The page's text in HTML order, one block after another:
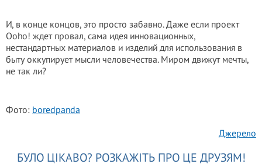
И, в конце концов, это просто забавно. Даже если проект
Ooho! ждет провал, сама идея инновационных,
нестандартных материалов и изделий для использования в
быту оккупирует мысли человечества. Миром движут мечты,
не так ли?
Фото: boredpanda
Джерело
БУЛО ЦІКАВО? РОЗКАЖІТЬ ПРО ЦЕ ДРУЗЯМ!